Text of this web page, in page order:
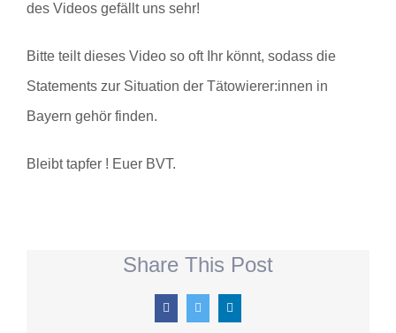
des Videos gefällt uns sehr!
Bitte teilt dieses Video so oft Ihr könnt, sodass die
Statements zur Situation der Tätowierer:innen in
Bayern gehör finden.
Bleibt tapfer ! Euer BVT.
Share This Post
FacebookTwitter